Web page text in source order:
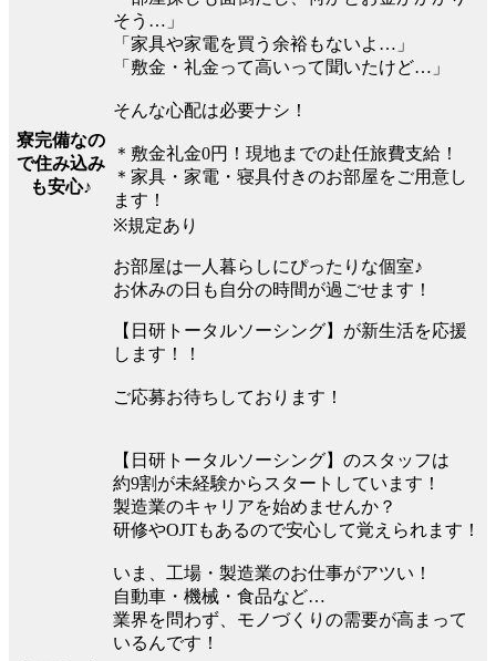
寮完備なの
で住み込み
も安心♪
そう…」
「家具や家電を買う余裕もないよ…」
「敷金・礼金って高いって聞いたけど…」
そんな心配は必要ナシ！
＊敷金礼金0円！現地までの赴任旅費支給！
＊家具・家電・寝具付きのお部屋をご用意し
ます！
※規定あり
お部屋は一人暮らしにぴったりな個室♪
お休みの日も自分の時間が過ごせます！
【日研トータルソーシング】が新生活を応援
します！！
ご応募お待ちしております！
【日研トータルソーシング】のスタッフは
約9割が未経験からスタートしています！
製造業のキャリアを始めませんか？
研修やOJTもあるので安心して覚えられます！
いま、工場・製造業のお仕事がアツい！
自動車・機械・食品など…
業界を問わず、モノづくりの需要が高まって
いるんです！